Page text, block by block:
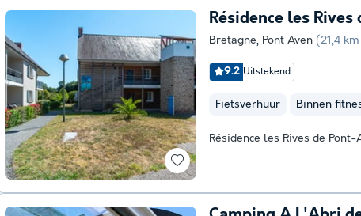
Résidence les
Bretagne, Pont Aven (21,4
9.2 Uitstekend
Fietsverhuur Binnen
Résidence les Rives de Pont-